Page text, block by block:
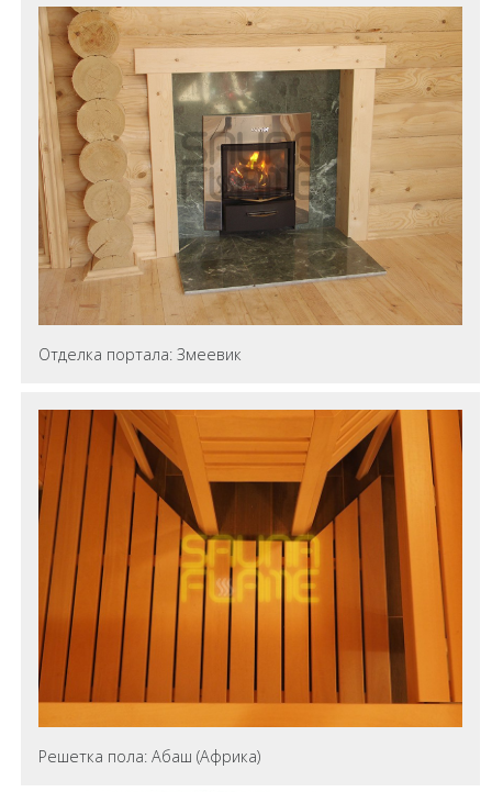
Отделка портала: Змеевик
Решетка пола: Абаш (Африка)